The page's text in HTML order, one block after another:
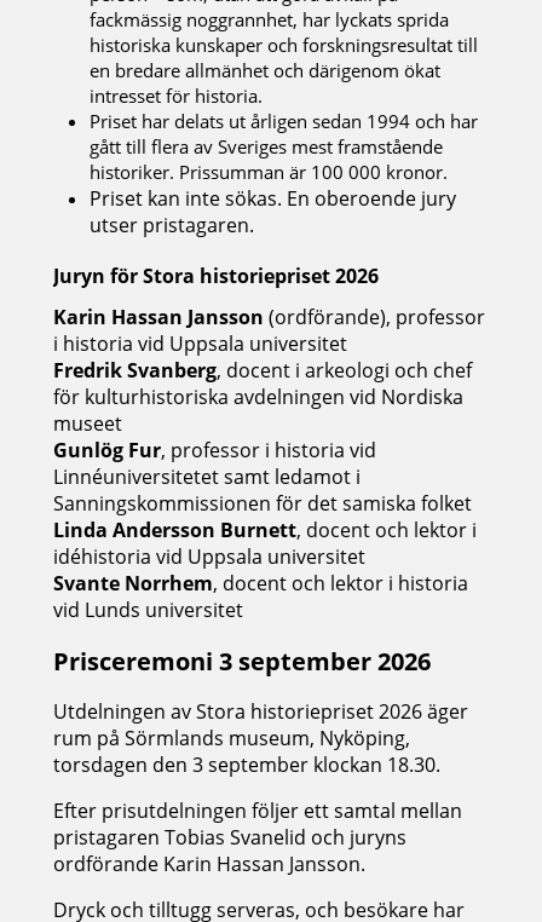
fackmässig noggrannhet, har lyckats sprida
historiska kunskaper och forskningsresultat till
en bredare allmänhet och därigenom ökat
intresset för historia.
Priset har delats ut årligen sedan 1994 och har
gått till flera av Sveriges mest framstående
historiker. Prissumman är 100 000 kronor.
Priset kan inte sökas. En oberoende jury
utser pristagaren.
Juryn för Stora historiepriset 2026
Karin Hassan Jansson (ordförande), professor
i historia vid Uppsala universitet
Fredrik Svanberg, docent i arkeologi och chef
för kulturhistoriska avdelningen vid Nordiska
museet
Gunlög Fur, professor i historia vid
Linnéuniversitetet samt ledamot i
Sanningskommissionen för det samiska folket
Linda Andersson Burnett, docent och lektor i
idéhistoria vid Uppsala universitet
Svante Norrhem, docent och lektor i historia
vid Lunds universitet
Prisceremoni 3 september 2026
Utdelningen av Stora historiepriset 2026 äger
rum på Sörmlands museum, Nyköping,
torsdagen den 3 september klockan 18.30.
Efter prisutdelningen följer ett samtal mellan
pristagaren Tobias Svanelid och juryns
ordförande Karin Hassan Jansson.
Dryck och tilltugg serveras, och besökare har